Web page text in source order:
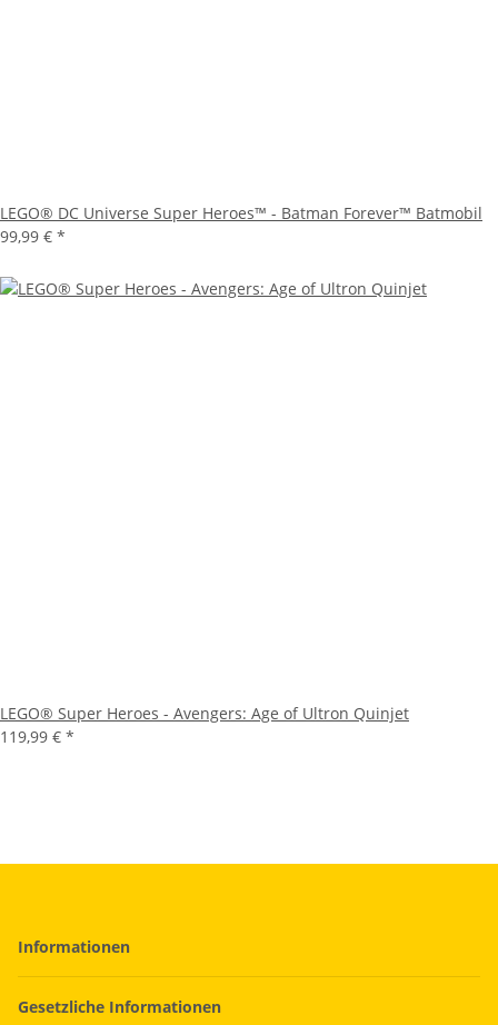
LEGO® DC Universe Super Heroes™ - Batman Forever™ Batmobil
99,99 € *
LEGO® Super Heroes - Avengers: Age of Ultron Quinjet
119,99 € *
Informationen
Gesetzliche Informationen